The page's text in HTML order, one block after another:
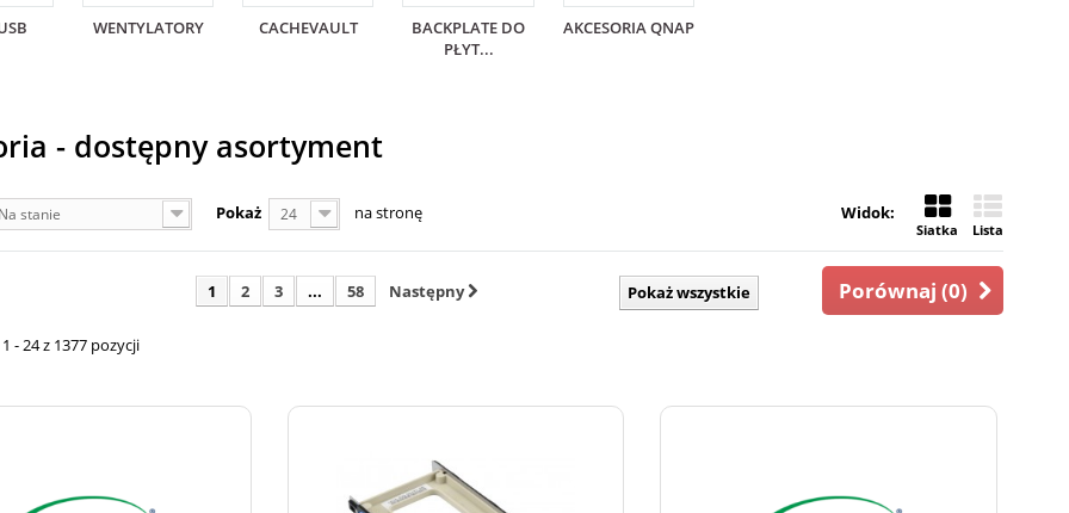
WENTYLATORY CACHEVAULT
BACKPLATE DO
PŁYT...
AKCESORIA QNAP
- dostępny asortyment
Widok:
Siatka Lista
Na stanie Pokaż 24 na stronę
Porównaj (0)
Pokaż wszystkie
1 2 3 ... 58 Następny
- 24 z 1377 pozycji